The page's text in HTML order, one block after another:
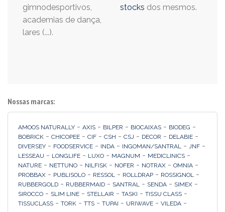
gimnodesportivos,
academias de dança,
lares (...).
stocks dos mesmos.
Nossas marcas:
AMOOS NATURALLY - AXIS - BILPER - BIOCAIXAS - BIODEG -
BOBRICK - CHICOPEE - CIF - CSH - CSJ - DECOR - DELABIE -
DIVERSEY - FOODSERVICE - INDA - INGOMAN/SANTRAL - JNF -
LESSEAU - LONGLIFE - LUXO - MAGNUM - MEDICLINICS -
NATURE - NETTUNO - NILFISK - NOFER - NOTRAX - OMNIA -
PROBBAX - PUBLISOLO - RESSOL - ROLLDRAP - ROSSIGNOL -
RUBBERGOLD - RUBBERMAID - SANTRAL - SENDA - SIMEX -
SIROCCO - SLIM LINE - STELLAIR - TASKI - TISSU CLASS -
TISSUCLASS - TORK - TTS - TUPAI - URIWAVE - VILEDA -